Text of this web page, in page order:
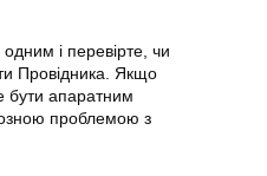
і перевірте, чи
Провідника. Якщо
бути апаратним
проблемою з